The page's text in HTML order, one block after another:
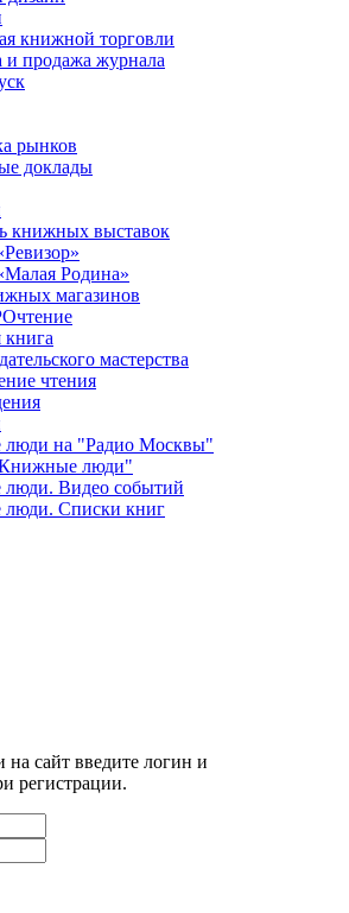
книжной торговли
и продажа журнала
рынков
доклады
книжных выставок
Родина»
магазинов
мастерства
чтения
на "Радио Москвы"
люди"
Видео событий
Списки книг
на сайт введите логин и
регистрации.